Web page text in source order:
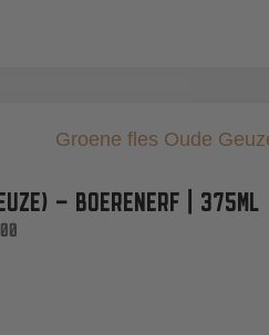
– BOERENERF | 375ML